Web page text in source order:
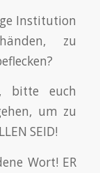
Institution
zu
bitte euch
um zu
SEID!
Wort! ER